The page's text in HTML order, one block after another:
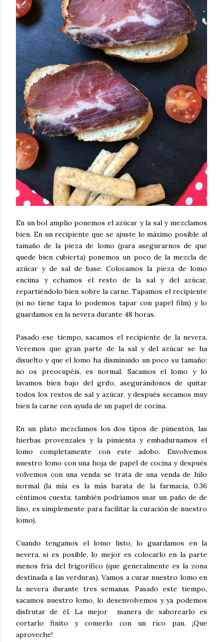
En un bol amplio ponemos el azúcar y la sal y mezclamos
bien. En un recipiente que se ajuste lo máximo posible al
tamaño de la pieza de lomo (para asegurarnos de que
quede bien cubierta) ponemos un poco de la mezcla de
azúcar y de sal de base. Colocamos la pieza de lomo
encima y echamos el resto de la sal y del azúcar,
repartiéndolo bien sobre la carne. Tapamos el recipiente
(si no tiene tapa lo podemos tapar con papel film) y lo
guardamos en la nevera durante 48 horas.
Pasado ese tiempo, sacamos el recipiente de la nevera.
Veremos que gran parte de la sal y del azúcar se ha
disuelto y que el lomo ha disminuido un poco su tamaño:
no os preocupéis, es normal. Sacamos el lomo y lo
lavamos bien bajo del grifo, asegurándonos de quitar
todos los restos de sal y azúcar, y después secamos muy
bien la carne con ayuda de un papel de cocina.
En un plato mezclamos los dos tipos de pimentón, las
hierbas provenzales y la pimienta y embadurnamos el
lomo completamente con este adobo. Envolvemos
nuestro lomo con una hoja de papel de cocina y después
volvemos con una venda: se trata de una venda de hilo
normal (la mía es la más barata de la farmacia, 0.36
céntimos cuesta; también podríamos usar un paño de de
lino, es simplemente para facilitar la curación de nuestro
lomo).
Cuando tengamos el lomo listo, lo guardamos en la
nevera, si es posible, lo mejor es colocarlo en la parte
menos fría del frigorífico (que generalmente es la zona
destinada a las verduras). Vamos a curar nuestro lomo en
la nevera durante tres semanas. Pasado este tiempo,
sacamos nuestro lomo, lo desenvolvemos y ya podemos
disfrutar de él. La mejor manera de saborearlo es
cortarlo finito y comerlo con un rico pan. ¡Que
aproveche!